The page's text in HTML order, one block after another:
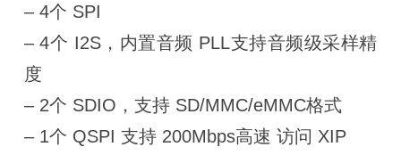
– 4个 SPI
– 4个 I2S，内置音频 PLL支持音频级采样精
度
– 2个 SDIO，支持 SD/MMC/eMMC格式
– 1个 QSPI 支持 200Mbps高速 访问 XIP